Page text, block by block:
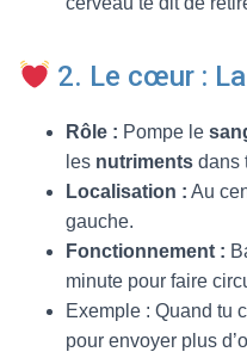
2. Le cœur :
Rôle : Pompe le
les nutriments dans
Localisation : Au
gauche.
Fonctionnement :
minute pour faire
Exemple : Quand tu
pour envoyer plus